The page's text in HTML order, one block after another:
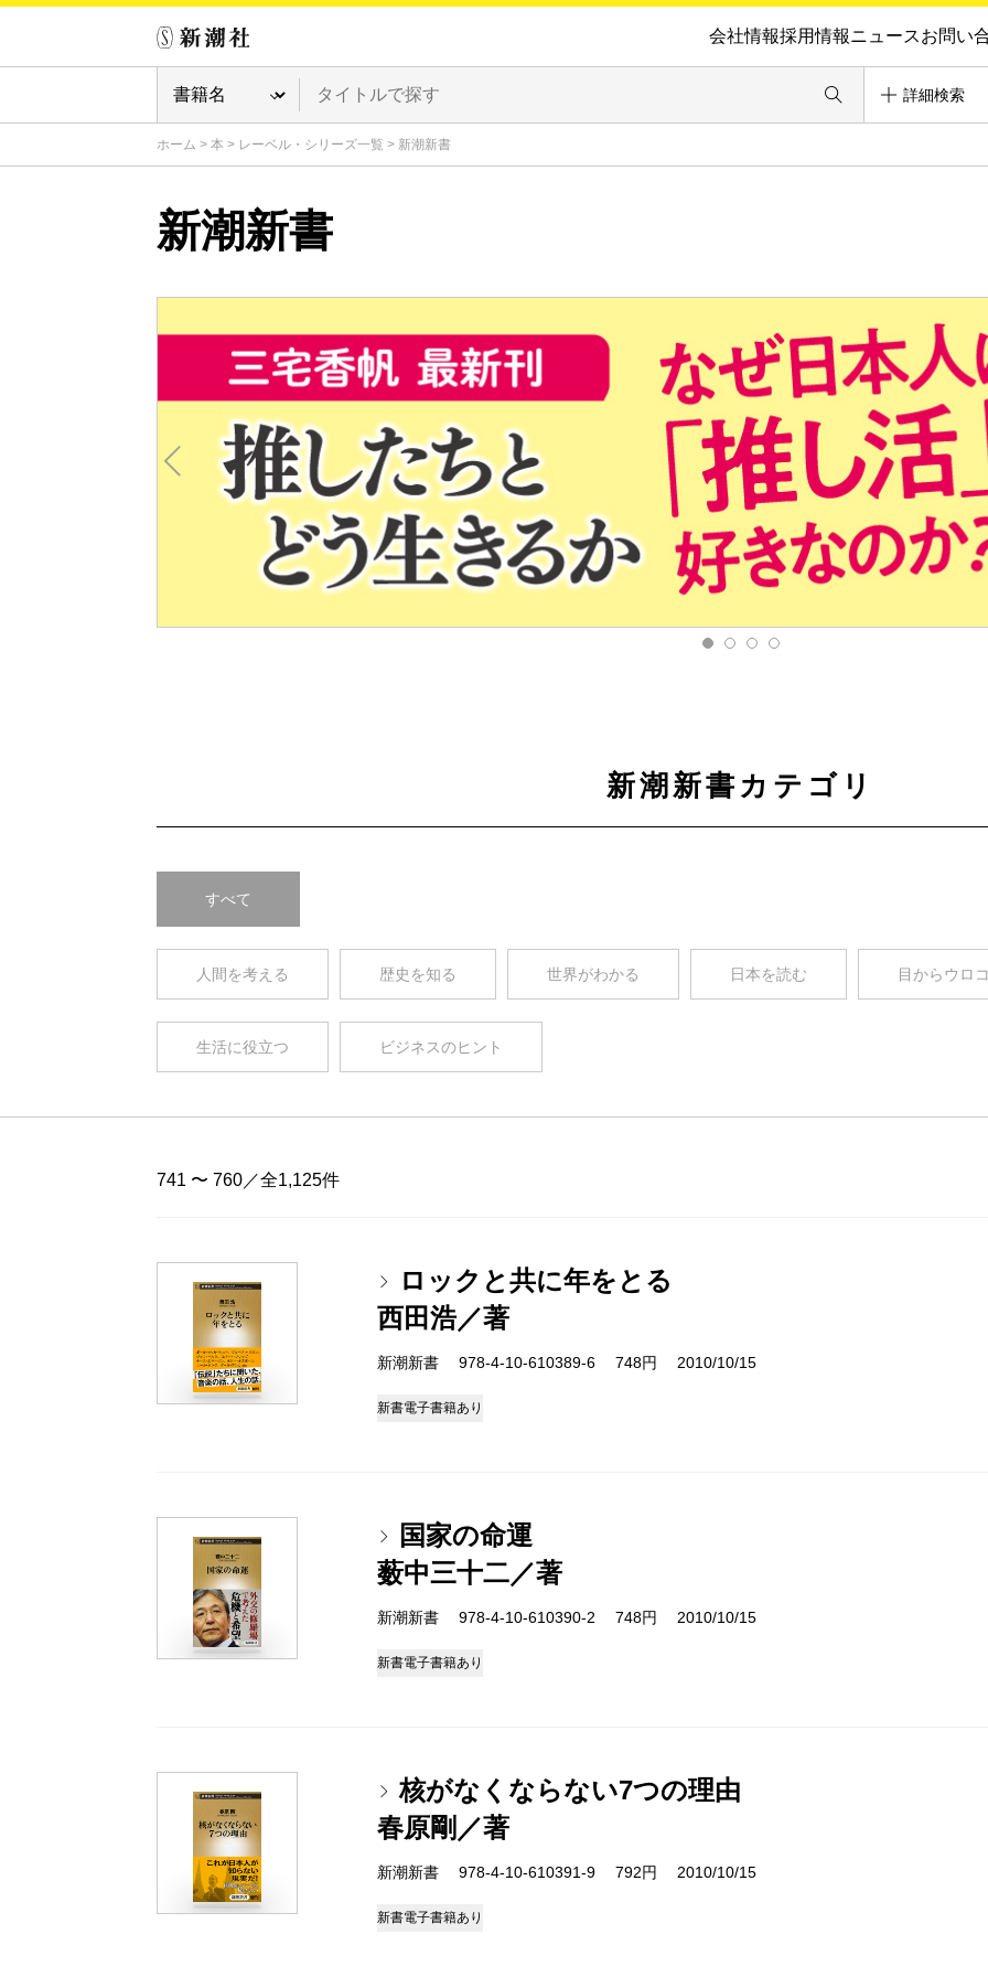
会社情報採用情報ニュースお問い
詳細検索
ホーム > 本 > レーベル・シリーズ一覧 > 新潮新書
新潮新書
新潮新書カテゴリ
すべて
人間を考える 歴史を知る 世界がわかる 日本を読む 目からウロ
生活に役立つ ビジネスのヒント
741 〜 760／全1,125件
ロックと共に年をとる
西田浩／著
新潮新書 978-4-10-610389-6 748円 2010/10/15
新書電子書籍あり
国家の命運
薮中三十二／著
新潮新書 978-4-10-610390-2 748円 2010/10/15
新書電子書籍あり
核がなくならない7つの理由
春原剛／著
新潮新書 978-4-10-610391-9 792円 2010/10/15
新書電子書籍あり